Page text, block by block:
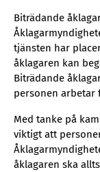
Biträdande
tjänsten har
åklagaren kan
Biträdande
personen arbetar
Med tanke på
viktigt att
åklagaren ska